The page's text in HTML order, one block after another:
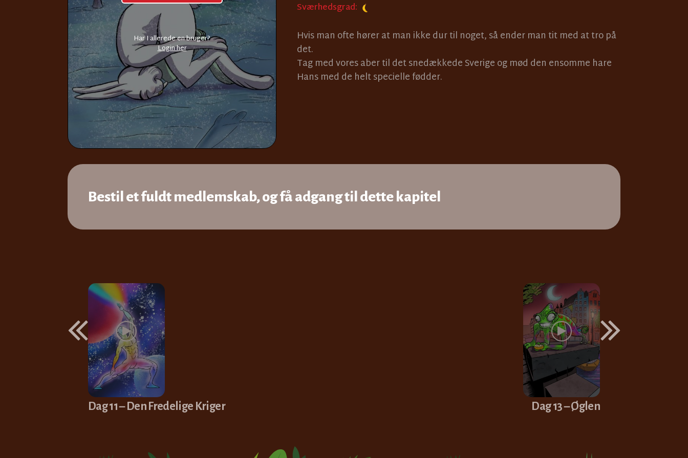
Har I allerede en bruger?
Login her
Sværhedsgrad:
Hvis man ofte hører at man ikke dur til noget, så ender man tit med at tro på
det.
Tag med vores aber til det snedækkede Sverige og mød den ensomme hare
Hans med de helt specielle fødder.
Bestil et fuldt medlemskab, og få adgang til dette kapitel
Dag 11 – Den Fredelige Kriger Dag 13 – Øglen